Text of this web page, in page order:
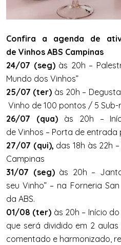
Confira a agenda de
de Vinhos ABS Campinas
24/07 (seg) às 20h –
Mundo dos Vinhos”
25/07 (ter) às 20h –
Vinho de 100 pontos / 5
26/07 (qua)às 20h –
de Vinhos – Porta de
27/07 (qui), das 18h às 22h
Campinas
31/07 (seg) às 20h –
seu Vinho” – na Forneria
da ABS.
01/08 (ter) às 20h – Início
que será dividido em 2
comentado e harmonizado,